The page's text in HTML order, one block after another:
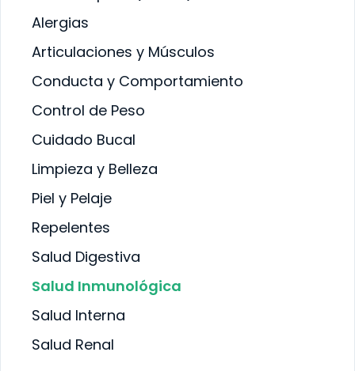
SALUD
SALUD RENAL
Alergias
Articulaciones y Músculos
Conducta y Comportamiento
Control de Peso
Cuidado Bucal
Limpieza y Belleza
Piel y Pelaje
Repelentes
Salud Digestiva
Salud Inmunológica
Salud Interna
Salud Renal